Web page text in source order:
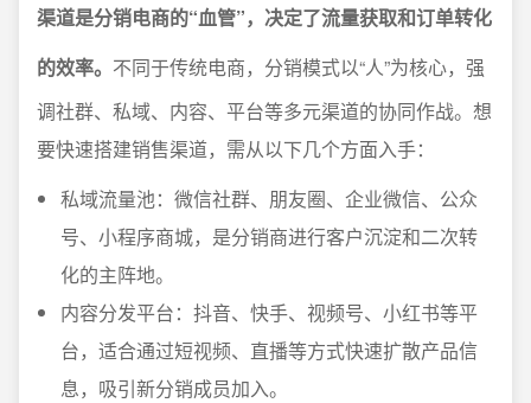
渠道是分销电商的“血管”，决定了流量获取和订单转化
的效率。 不同于传统电商，分销模式以“人”为核心，强
调社群、私域、内容、平台等多元渠道的协同作战。想
要快速搭建销售渠道，需从以下几个方面入手：
私域流量池：微信社群、朋友圈、企业微信、公众
号、小程序商城，是分销商进行客户沉淀和二次转
化的主阵地。
内容分发平台：抖音、快手、视频号、小红书等平
台，适合通过短视频、直播等方式快速扩散产品信
息，吸引新分销成员加入。